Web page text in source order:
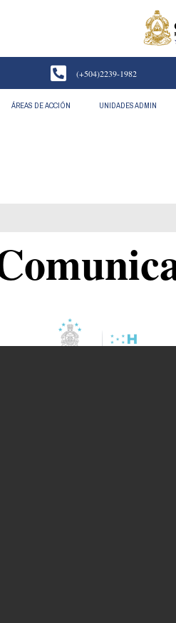
(+504)2239-1982
ÁREAS DE ACCIÓN UNIDADES ADMIN